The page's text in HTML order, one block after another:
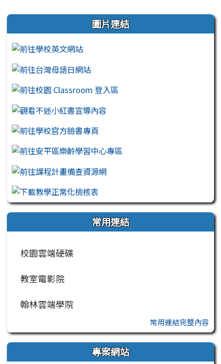
左邊區域內容 圖片連結
常用連結
校園雲端硬碟
教室電影院
翰林雲端學院
常用連結完整內容
專案網站